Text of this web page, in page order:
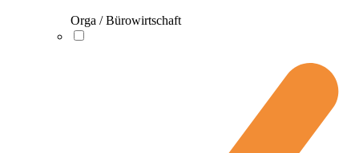
Orga / Bürowirtschaft